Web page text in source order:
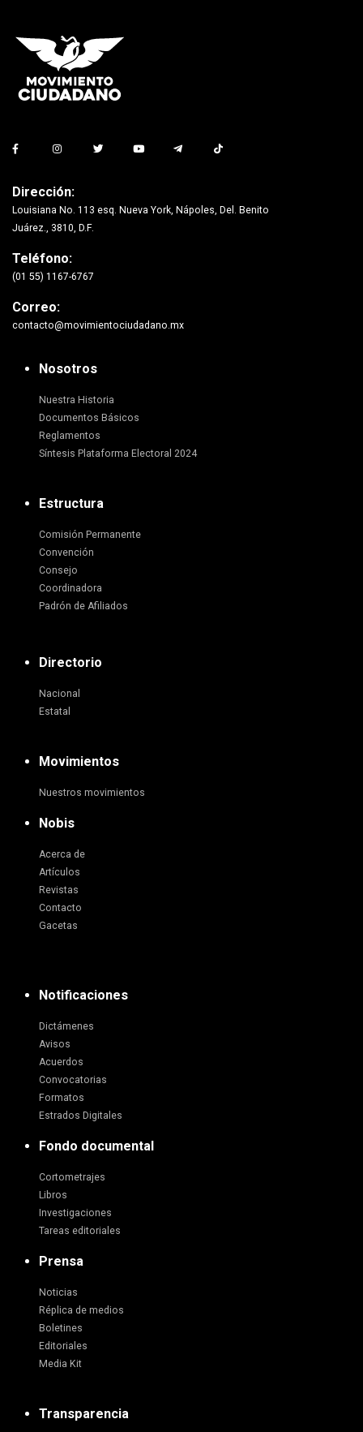
Dirección:
Louisiana No. 113 esq. Nueva York, Nápoles, Del. Benito
Juárez., 3810, D.F.
Teléfono:
(01 55) 1167-6767
Correo:
contacto@movimientociudadano.mx
Nosotros
Nuestra Historia
Documentos Básicos
Reglamentos
Síntesis Plataforma Electoral 2024
Estructura
Comisión Permanente
Convención
Consejo
Coordinadora
Padrón de Afiliados
Directorio
Nacional
Estatal
Movimientos
Nuestros movimientos
Nobis
Acerca de
Artículos
Revistas
Contacto
Gacetas
Notificaciones
Dictámenes
Avisos
Acuerdos
Convocatorias
Formatos
Estrados Digitales
Fondo documental
Cortometrajes
Libros
Investigaciones
Tareas editoriales
Prensa
Noticias
Réplica de medios
Boletines
Editoriales
Media Kit
Transparencia